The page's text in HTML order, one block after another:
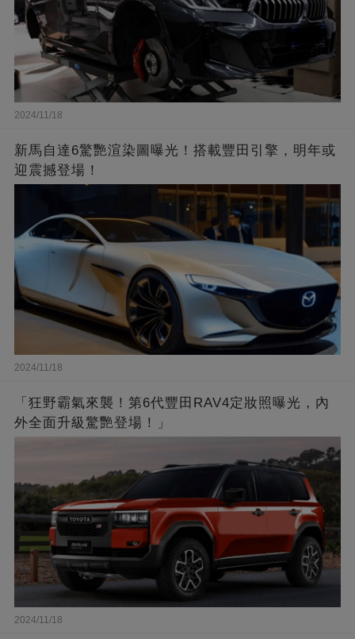
2024/11/18
新馬自達6驚艷渲染圖曝光！搭載豐田引擎，明年或
迎震撼登場！
2024/11/18
「狂野霸氣來襲！第6代豐田RAV4定妝照曝光，內
外全面升級驚艷登場！」
2024/11/18